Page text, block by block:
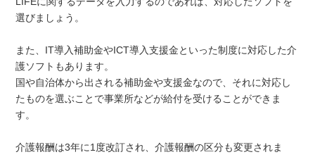
選びましょう。
また、IT導入補助金やICT導入支援金といった制度に対応した介
護ソフトもあります。
国や自治体から出される補助金や支援金なので、それに対応し
たものを選ぶことで事業所などが給付を受けることができま
す。
介護報酬は3年に1度改訂され、介護報酬の区分も変更されま